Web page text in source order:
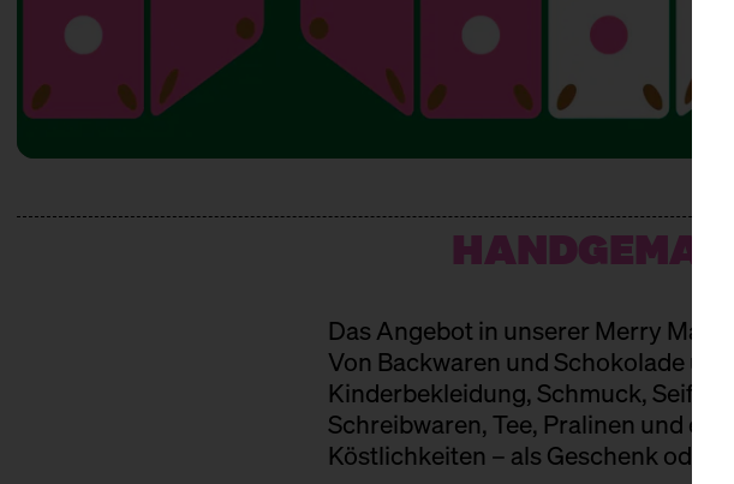
Das Angebot in unserer Merry
Von Backwaren und Schokolade
Kinderbekleidung, Schmuck, Seifen,
Schreibwaren, Tee, Pralinen und
Köstlichkeiten – als Geschenk oder